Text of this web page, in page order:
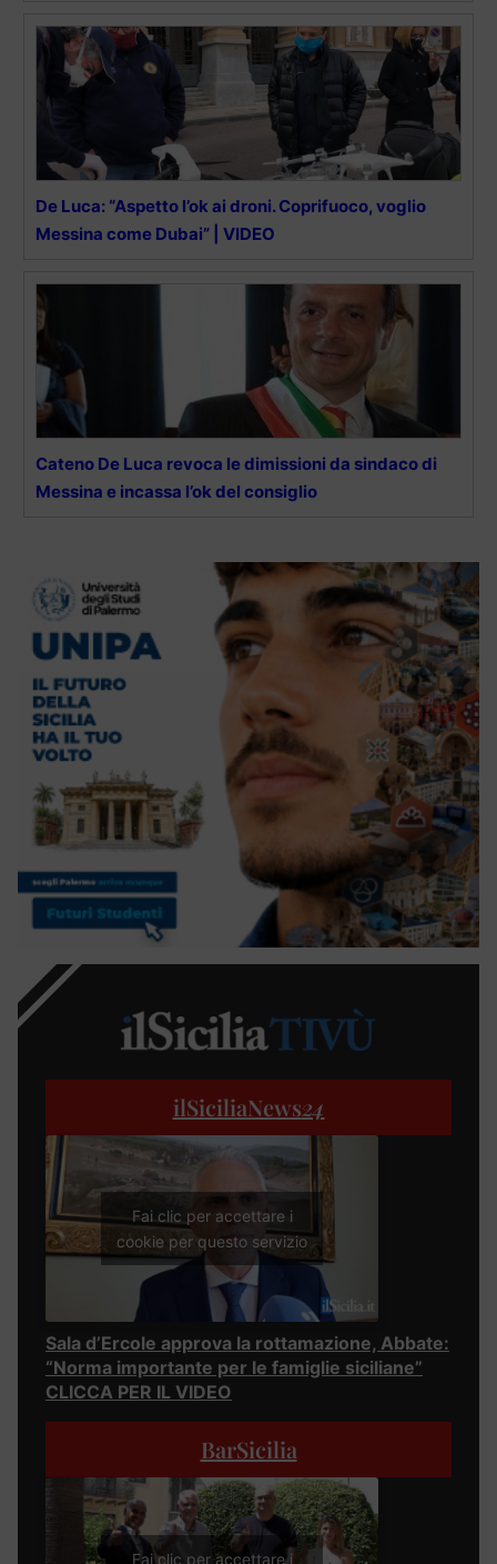
De Luca: “Aspetto l’ok ai droni. Coprifuoco, voglio
Messina come Dubai” | VIDEO
Cateno De Luca revoca le dimissioni da sindaco di
Messina e incassa l’ok del consiglio
ilSiciliaNews24
Fai clic per accettare i
cookie per questo servizio
Sala d’Ercole approva la rottamazione, Abbate:
“Norma importante per le famiglie siciliane”
CLICCA PER IL VIDEO
BarSicilia
Fai clic per accettare i